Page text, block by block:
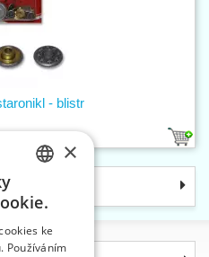
- blistr
ENGLISH
×
ke
Používáním